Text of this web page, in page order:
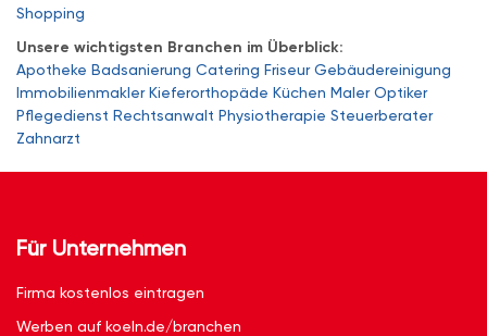
Shopping
Unsere wichtigsten Branchen im Überblick:
Apotheke Badsanierung Catering Friseur Gebäudereinigung
Immobilienmakler Kieferorthopäde Küchen Maler Optiker
Pflegedienst Rechtsanwalt Physiotherapie Steuerberater
Zahnarzt
Für Unternehmen
Firma kostenlos eintragen
Werben auf koeln.de/branchen